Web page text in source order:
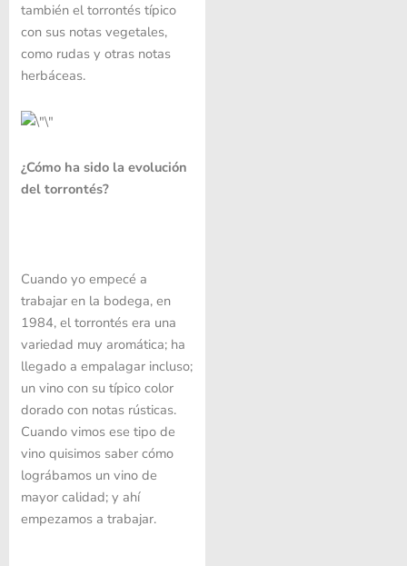
también el torrontés típico
con sus notas vegetales,
como rudas y otras notas
herbáceas.
¿Cómo ha sido la evolución
del torrontés?
Cuando yo empecé a
trabajar en la bodega, en
1984, el torrontés era una
variedad muy aromática; ha
llegado a empalagar incluso;
un vino con su típico color
dorado con notas rústicas.
Cuando vimos ese tipo de
vino quisimos saber cómo
lográbamos un vino de
mayor calidad; y ahí
empezamos a trabajar.